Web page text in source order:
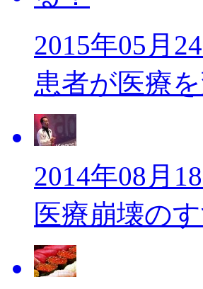
2015年05月
患者が医療
2014年08月
医療崩壊の